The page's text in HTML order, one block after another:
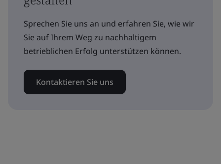
Sprechen Sie uns an und erfahren Sie, wie wir
Sie auf Ihrem Weg zu nachhaltigem
betrieblichen Erfolg unterstützen können.
Kontaktieren Sie uns